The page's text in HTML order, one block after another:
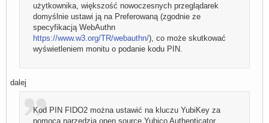
użytkownika, większość nowoczesnych przeglądarek
domyślnie ustawi ją na Preferowaną (zgodnie ze
specyfikacją WebAuthn
https://www.w3.org/TR/webauthn/), co może skutkować
wyświetleniem monitu o podanie kodu PIN.
dalej
Kod PIN FIDO2 można ustawić na kluczu YubiKey za
pomocą narzędzia open source Yubico Authenticator